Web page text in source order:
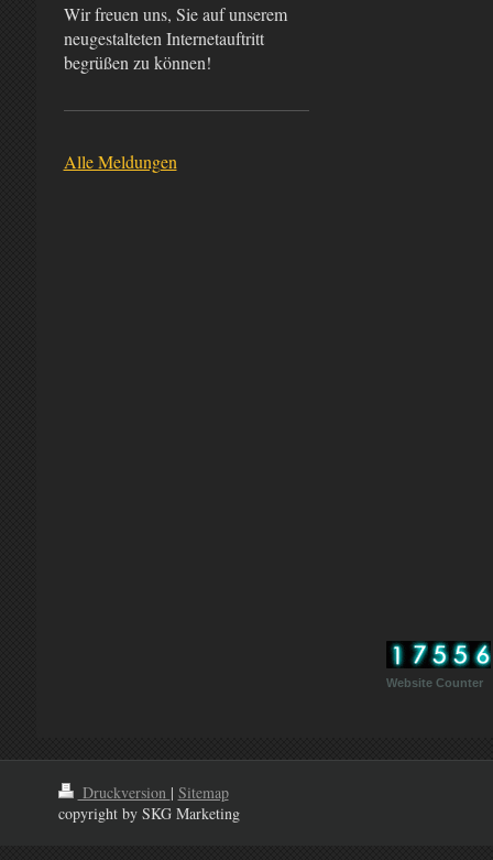
Website Counter
Wir freuen uns, Sie auf unserem
neugestalteten Internetauftritt
begrüßen zu können!
Alle Meldungen
Druckversion | Sitemap
copyright by SKG Marketing